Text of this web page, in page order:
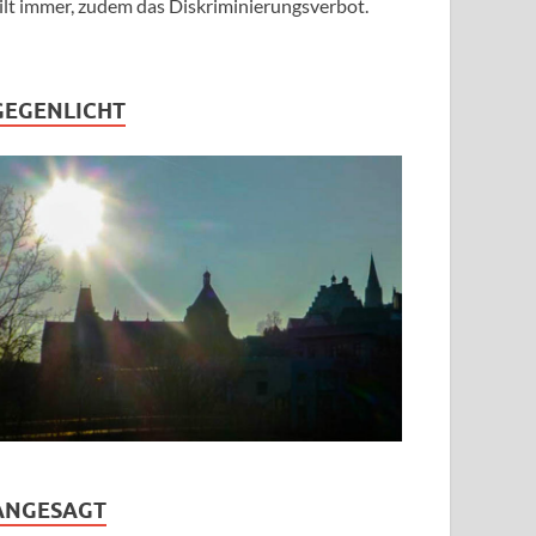
immer, zudem das Diskriminierungsverbot.